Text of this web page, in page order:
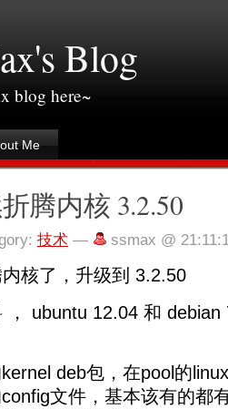
Blog
blog here~
Me
腾内核 3.2.50
技术 — ssmax @
核了，升级到 3.2.50
， ubuntu 12.04 和
deb包，在pool的
文件，基本该有的都